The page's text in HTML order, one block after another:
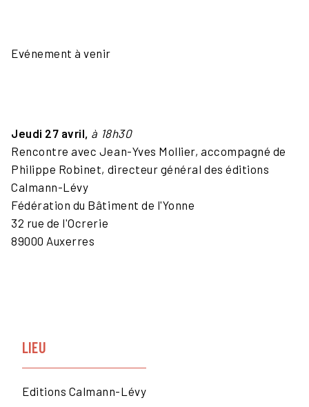
Evénement à venir
Jeudi 27 avril, à 18h30
Rencontre avec Jean-Yves Mollier, accompagné de
Philippe Robinet, directeur général des éditions
Calmann-Lévy
Fédération du Bâtiment de l'Yonne
32 rue de l'Ocrerie
89000 Auxerres
LIEU
Editions Calmann-Lévy